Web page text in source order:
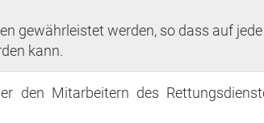
gewährleistet werden, so dass auf
kann.
den Mitarbeitern des